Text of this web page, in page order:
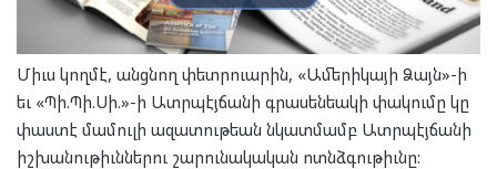
Միւս կողմէ, անցնող փետրուարին, «Ամերիկայի Ձայն»-ի
եւ «Պի.Պի.Սի.»-ի Ատրպէյճանի գրասենեակի փակումը կը
փաստէ մամուլի ազատութեան նկատմամբ Ատրպէյճանի
իշխանութիւններու շարունակական ոտնձգութիւնը: